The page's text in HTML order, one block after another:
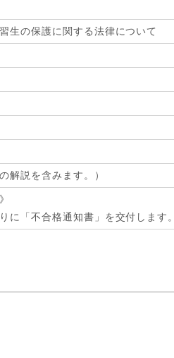
生の保護に関する法律について
解説を含みます。）
「不合格通知書」を交付します。